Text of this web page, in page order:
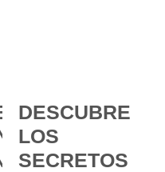
LA
DESCUBRE
LOS
SECRETOS